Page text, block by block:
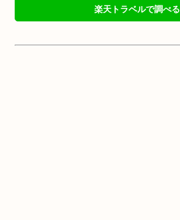
楽天トラベルで調べる